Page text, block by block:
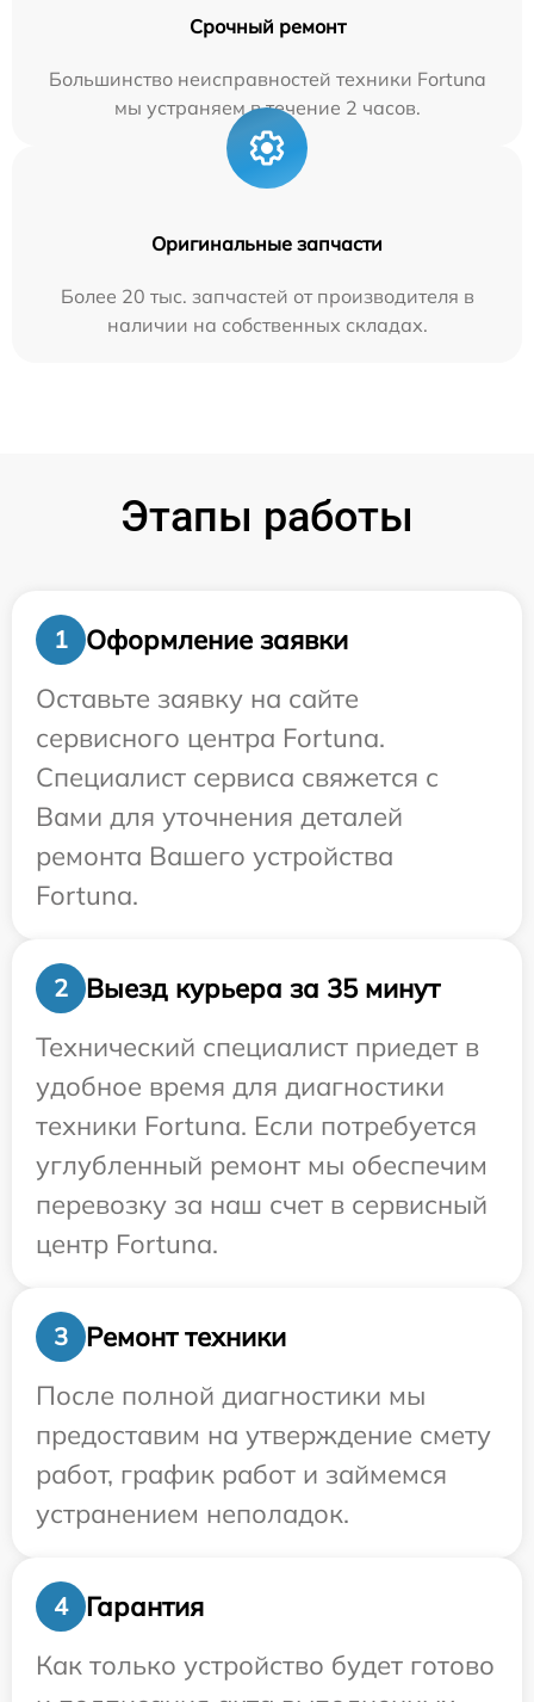
Срочный ремонт
Большинство неисправностей техники Fortuna
мы устраняем в течение 2 часов.
Оригинальные запчасти
Более 20 тыс. запчастей от производителя в
наличии на собственных складах.
Этапы работы
1
Оформление заявки
Оставьте заявку на сайте
сервисного центра Fortuna.
Специалист сервиса свяжется с
Вами для уточнения деталей
ремонта Вашего устройства
Fortuna.
2
Выезд курьера за 35 минут
Технический специалист приедет в
удобное время для диагностики
техники Fortuna. Если потребуется
углубленный ремонт мы обеспечим
перевозку за наш счет в сервисный
центр Fortuna.
3
Ремонт техники
После полной диагностики мы
предоставим на утверждение смету
работ, график работ и займемся
устранением неполадок.
4
Гарантия
Как только устройство будет готово